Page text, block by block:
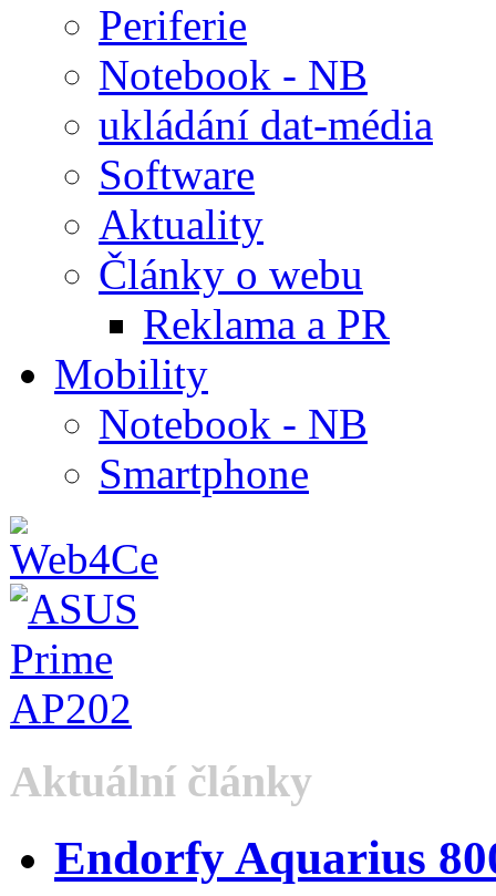
Periferie
Notebook - NB
ukládání dat-média
Software
Aktuality
Články o webu
Reklama a PR
Mobility
Notebook - NB
Smartphone
Aktuální články
Endorfy Aquarius